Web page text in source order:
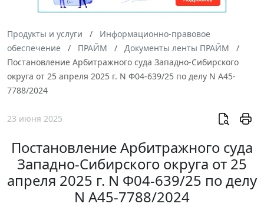
Продукты и услуги
Информационно-правовое
обеспечение
ПРАЙМ
Документы ленты ПРАЙМ
Постановление Арбитражного суда Западно-Сибирского
округа от 25 апреля 2025 г. N Ф04-639/25 по делу N А45-
7788/2024
23 июня 2025
Постановление Арбитражного суда
Западно-Сибирского округа от 25
апреля 2025 г. N Ф04-639/25 по делу
N А45-7788/2024